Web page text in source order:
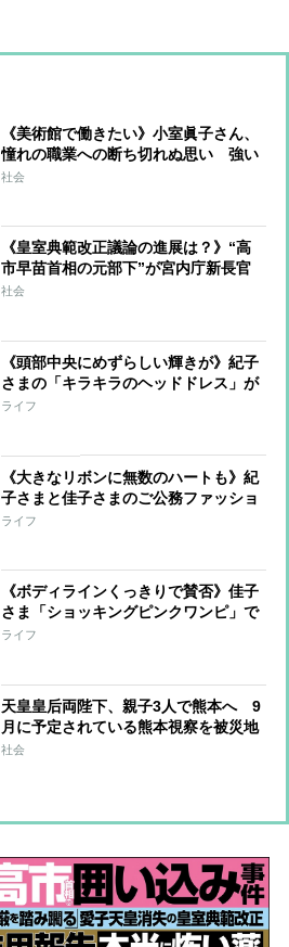
《美術館で働きたい》小室眞子さん、
憧れの職業への断ち切れぬ思い 強い
キャリア志向を圭さんが応援 新たに
社会
《皇室典範改正議論の進展は？》“高
市早苗首相の元部下”が宮内庁新長官
に就任 問われるのは「愛子さまと悠
社会
《頭部中央にめずらしい輝きが》紀子
さまの「キラキラのヘッドドレス」が
放つまばゆい光「佳子さまは“カチュ
ライフ
《大きなリボンに無数のハートも》紀
子さまと佳子さまのご公務ファッショ
ン「国民感情に寄り添い」ド派手もダ
ライフ
《ボディラインくっきりで賛否》佳子
さま「ショッキングピンクワンピ」で
垣間見えた皇室の理念「着回すもの」
ライフ
天皇皇后両陛下、親子3人で熊本へ 9
月に予定されている熊本視察を被災地
訪問に切り替えての実施が現実的か
社会